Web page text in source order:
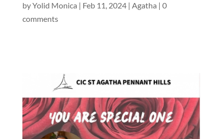
byYolid Monica | Feb 11, 2024| Agatha | 0
comments